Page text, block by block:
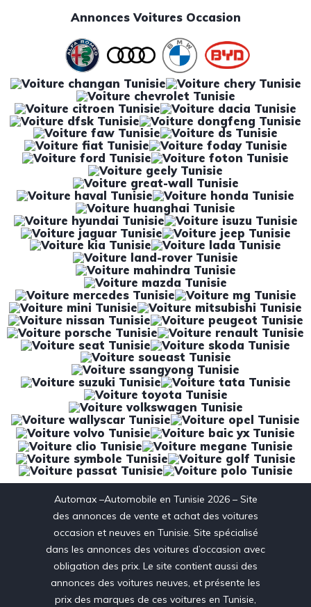
Annonces Voitures Occasion
Automax –Automobile en Tunisie 2026 – Site
des annonces de vente et achat des voitures
occasion et neuves en Tunisie. Site spécialisé
dans les annonces des voitures d’occasion avec
obligation des prix. Le site contient aussi des
annonces des voitures neuves, et présente les
prix des marques de ces voitures en Tunisie,